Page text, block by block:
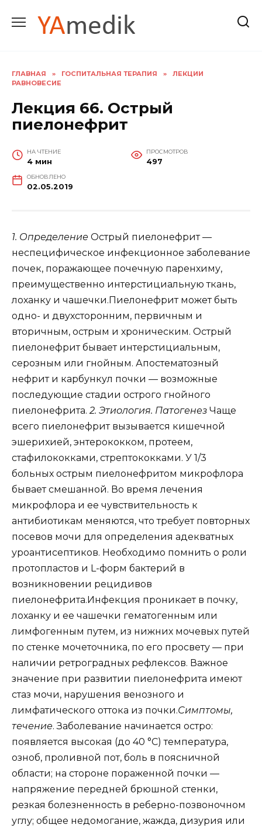
содержанию
ГЛАВНАЯ » ГОСПИТАЛЬНАЯ ТЕРАПИЯ »
ЛЕКЦИИ
РАВНОВЕСИЕ
Лекция 66. Острый
пиелонефрит
НА ЧТЕНИЕ
4 мин
ПРОСМОТРОВ
497
ОБНОВЛЕНО
02.05.2019
1. Определение Острый пиелонефрит —
неспецифическое инфекционное заболевание
почек, поражающее почечную паренхиму,
преимущественно интерстициальную ткань,
лоханку и чашечки.Пиелонефрит может быть
одно- и двухсторонним, первичным и
вторичным, острым и хроническим. Острый
пиелонефрит бывает интерстициальным,
серозным или гнойным. Апостематозный
нефрит и карбункул почки — возможные
последующие стадии острого гнойного
пиелонефрита. 2. Этиология. Патогенез Чаще
всего пиелонефрит вызывается кишечной
эшерихией, энтерококком, протеем,
стафилококками, стрептококками. У 1/3
больных острым пиелонефритом микрофлора
бывает смешанной. Во время лечения
микрофлора и ее чувствительность к
антибиотикам меняются, что требует повторных
посевов мочи для определения адекватных
уроантисептиков. Необходимо помнить о роли
протопластов и L-форм бактерий в
возникновении рецидивов
пиелонефрита.Инфекция проникает в почку,
лоханку и ее чашечки гематогенным или
лимфогенным путем, из нижних мочевых путей
по стенке мочеточника, по его просвету — при
наличии ретроградных рефлексов. Важное
значение при развитии пиелонефрита имеют
стаз мочи, нарушения венозного и
лимфатического оттока из почки.Симптомы,
течение. Заболевание начинается остро:
появляется высокая (до 40 °С) температура,
озноб, проливной пот, боль в поясничной
области; на стороне пораженной почки —
напряжение передней брюшной стенки,
резкая болезненность в реберно-позвоночном
углу; общее недомогание, жажда, дизурия или